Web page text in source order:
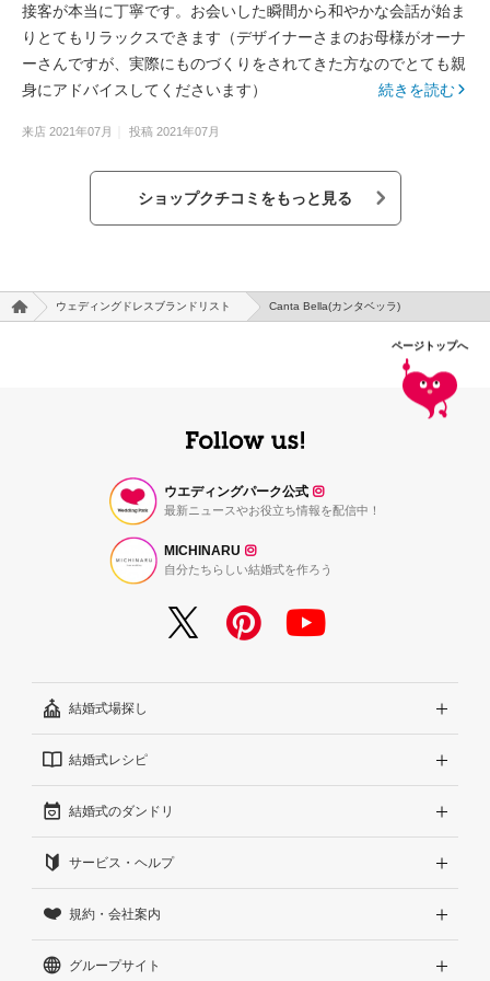
接客が本当に丁寧です。お会いした瞬間から和やかな会話が始ま
りとてもリラックスできます（デザイナーさまのお母様がオーナ
ーさんですが、実際にものづくりをされてきた方なのでとても親
身にアドバイスしてくださいます）
続きを読む
来店 2021年07月 投稿 2021年07月
ショップクチコミをもっと見る
ウェディングドレスブランドリスト Canta Bella(カンタベッラ)
ページトップへ
ウエディングパーク公式
最新ニュースやお役立ち情報を配信中！
MICHINARU
自分たちらしい結婚式を作ろう
結婚式場探し
エリアから探す
こだわりから探す
雰囲気から探す
見積りから探す
ランキングから探す
結婚式レシピ
結婚式準備レポート『ハナレポ』
結婚式当日の動画『ムビレポ』
結婚式のダンドリ
結婚準備ガイド
Wedding Park Magazine
結婚お悩みQ&A
サービス・ヘルプ
サイトコンセプト
はじめての方へ
規約・会社案内
利用規約
グループサイト